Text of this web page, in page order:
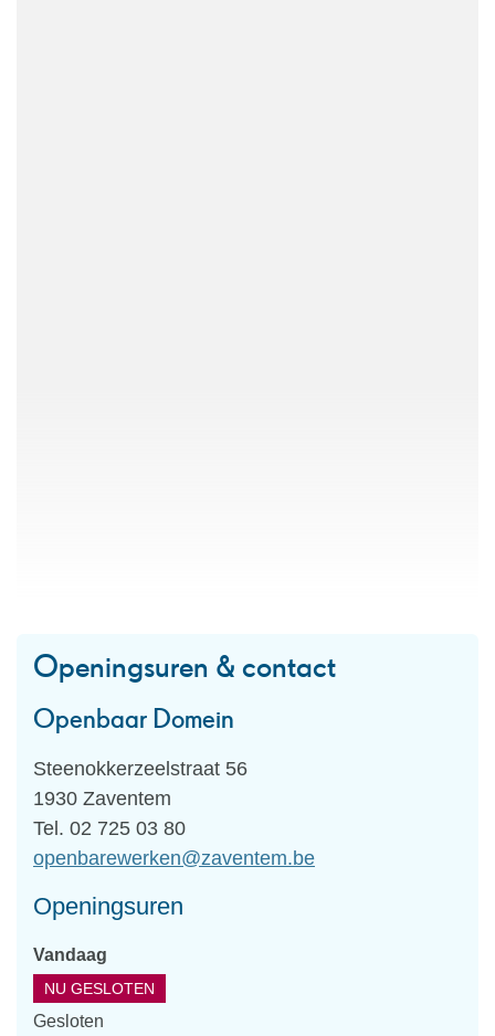
Openingsuren & contact
Openbaar Domein
Adres
Steenokkerzeelstraat 56
,1930 Zaventem
Tel. 02 725 03 80
E-
openbarewerken@zaventem.be
Openingsuren
Vandaag
NU GESLOTEN
Gesloten